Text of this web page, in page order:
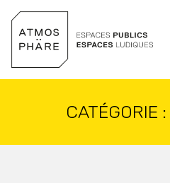
CATÉGORIE :